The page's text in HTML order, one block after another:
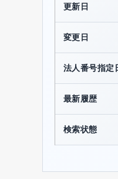
更新日
変更日
法人番号指定
最新履歴
検索状態